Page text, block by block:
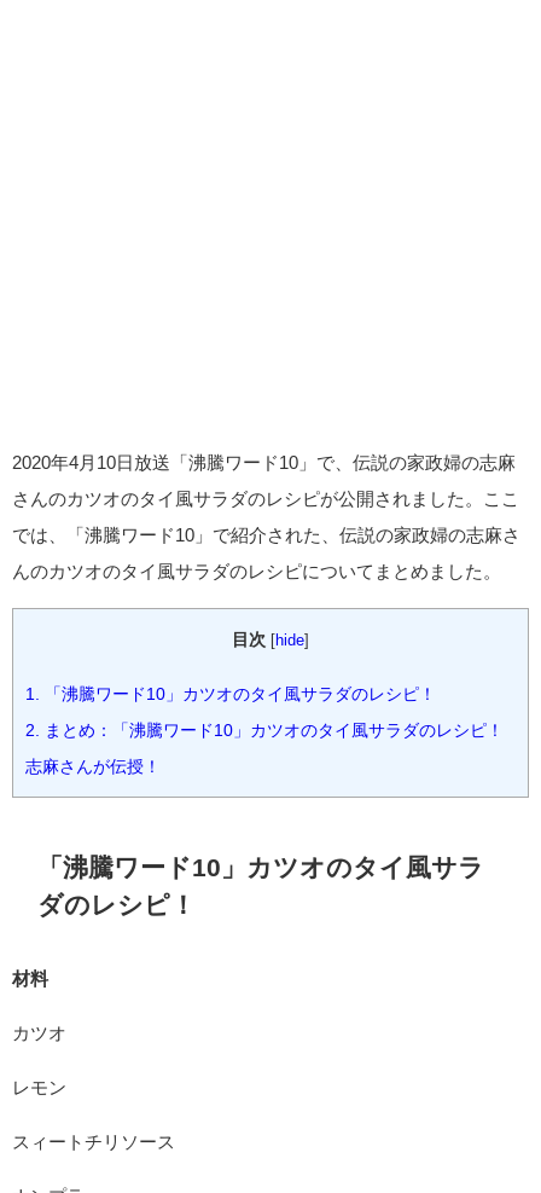
2020年4月10日放送「沸騰ワード10」で、伝説の家政婦の志麻
さんのカツオのタイ風サラダのレシピが公開されました。ここ
では、「沸騰ワード10」で紹介された、伝説の家政婦の志麻さ
んのカツオのタイ風サラダのレシピについてまとめました。
目次 [hide]
1. 「沸騰ワード10」カツオのタイ風サラダのレシピ！
2. まとめ：「沸騰ワード10」カツオのタイ風サラダのレシピ！
志麻さんが伝授！
「沸騰ワード10」カツオのタイ風サラ
ダのレシピ！
材料
カツオ
レモン
スィートチリソース